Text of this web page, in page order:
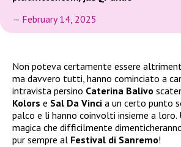
— February 14, 2025
Non poteva certamente essere
ma davvero tutti, hanno cominciato a
intravista persino Caterina Balivo
Kolors e Sal Da Vinci a un certo punto
palco e li hanno coinvolti insieme a loro.
magica che difficilmente
pur sempre al Festival di Sanremo!